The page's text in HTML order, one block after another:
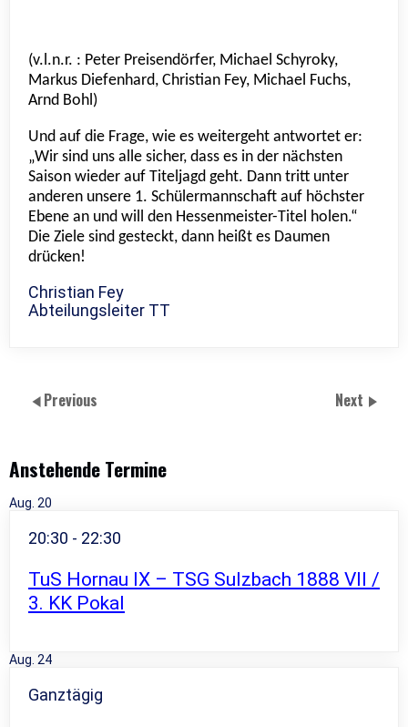
(v.l.n.r. : Peter Preisendörfer, Michael Schyroky,
Markus Diefenhard, Christian Fey, Michael Fuchs,
Arnd Bohl)
Und auf die Frage, wie es weitergeht antwortet er:
„Wir sind uns alle sicher, dass es in der nächsten
Saison wieder auf Titeljagd geht. Dann tritt unter
anderen unsere 1. Schülermannschaft auf höchster
Ebene an und will den Hessenmeister-Titel holen.“
Die Ziele sind gesteckt, dann heißt es Daumen
drücken!
Christian Fey
Abteilungsleiter TT
Previous Next
Anstehende Termine
Aug. 20
20:30 - 22:30
TuS Hornau IX – TSG Sulzbach 1888 VII /
3. KK Pokal
Aug. 24
Ganztägig